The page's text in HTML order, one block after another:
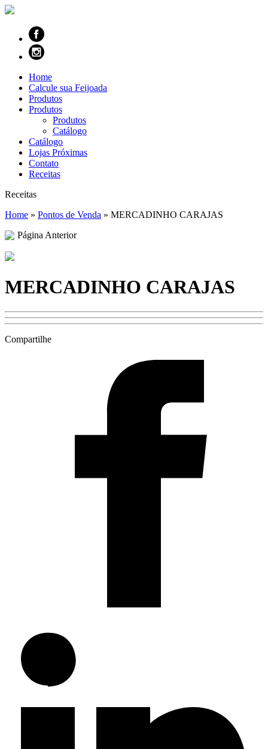
Home
Calcule sua Feijoada
Produtos
Produtos
Produtos
Catálogo
Catálogo
Lojas Próximas
Contato
Receitas
Receitas
Home » Pontos de Venda » MERCADINHO CARAJAS
Página Anterior
MERCADINHO CARAJAS
Compartilhe